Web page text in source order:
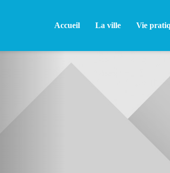
Accueil La ville Vie